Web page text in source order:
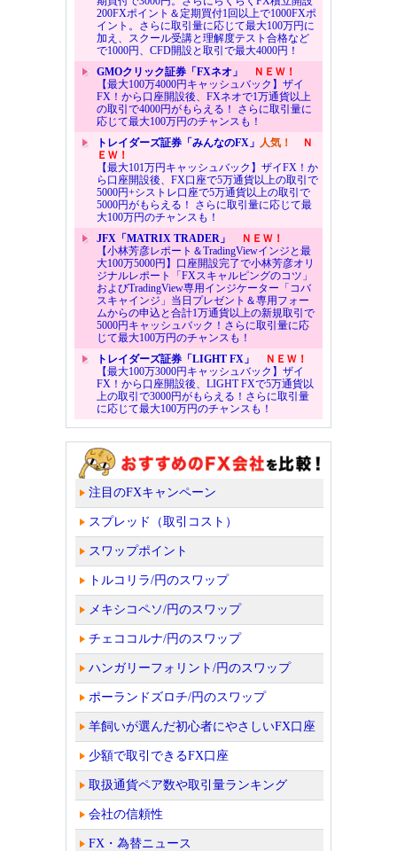
200FXポイント＆定期買付1回以上で1000FXポ
イント。さらに取引量に応じて最大100万円に
加え、スクール受講と理解度テスト合格など
で1000円、CFD開設と取引で最大4000円！
GMOクリック証券「FXネオ」
ＮＥＷ！
【最大100万4000円キャッシュバック】ザイ
FX！から口座開設後、FXネオで1万通貨以上
の取引で4000円がもらえる！ さらに取引量に
応じて最大100万円のチャンスも！
トレイダーズ証券「みんなのFX」 人気！
Ｎ
ＥＷ！
【最大101万円キャッシュバック】ザイFX！か
ら口座開設後、FX口座で5万通貨以上の取引で
5000円+シストレ口座で5万通貨以上の取引で
5000円がもらえる！ さらに取引量に応じて最
大100万円のチャンスも！
JFX「MATRIX TRADER」
ＮＥＷ！
【小林芳彦レポート＆TradingViewインジと最
大100万5000円】口座開設完了で小林芳彦オリ
ジナルレポート「FXスキャルピングのコツ」
およびTradingView専用インジケーター「コバ
スキャインジ」当日プレゼント＆専用フォー
ムからの申込と合計1万通貨以上の新規取引で
5000円キャッシュバック！さらに取引量に応
じて最大100万円のチャンスも！
トレイダーズ証券「LIGHT FX」
ＮＥＷ！
【最大100万3000円キャッシュバック】ザイ
FX！から口座開設後、LIGHT FXで5万通貨以
上の取引で3000円がもらえる！さらに取引量
に応じて最大100万円のチャンスも！
注目のFXキャンペーン
スプレッド（取引コスト）
スワップポイント
トルコリラ/円のスワップ
メキシコペソ/円のスワップ
チェココルナ/円のスワップ
ハンガリーフォリント/円のスワップ
ポーランドズロチ/円のスワップ
羊飼いが選んだ初心者にやさしいFX口座
少額で取引できるFX口座
取扱通貨ペア数や取引量ランキング
会社の信頼性
FX・為替ニュース